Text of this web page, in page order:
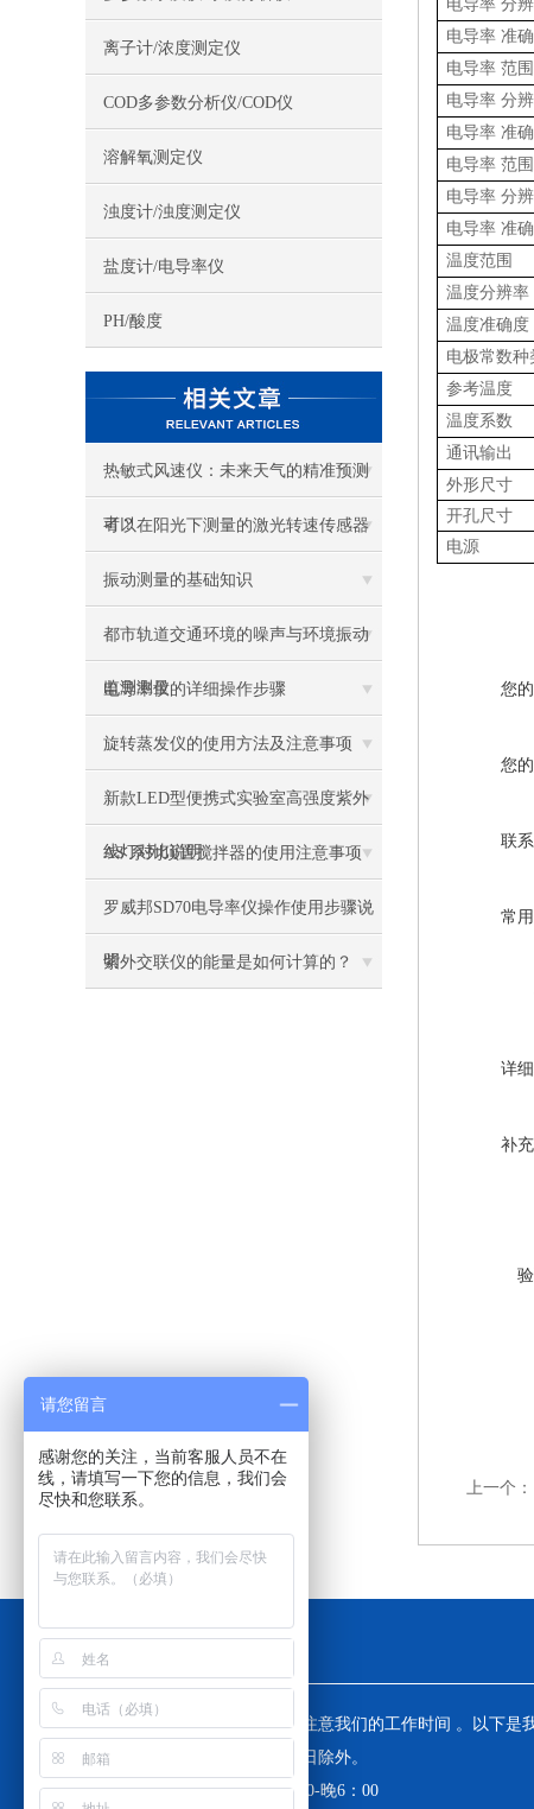
离子计/浓度测定仪
COD多参数分析仪/COD仪
溶解氧测定仪
浊度计/浊度测定仪
盐度计/电导率仪
PH/酸度
热敏式风速仪：未来天气的精准预测
者？
可以在阳光下测量的激光转速传感器
振动测量的基础知识
都市轨道交通环境的噪声与环境振动
监测测量
电导率仪的详细操作步骤
旋转蒸发仪的使用方法及注意事项
新款LED型便携式实验室高强度紫外
线灯对比说明
AS 系列顶置搅拌器的使用注意事项
罗威邦SD70电导率仪操作使用步骤说
明
紫外交联仪的能量是如何计算的？
电导率 分
电导率 准确
电导率 范围
电导率 分
电导率 准确
电导率 范围
电导率 分
电导率 准确
温度范围
温度分辨率
温度准确度
电极常数种
参考温度
温度系数
通讯输出
外形尺寸
开孔尺寸
电源
您
您
联
常
详
补
上一个：
工作时间
为了避免不必要的等待，敬请注意我们的工作时间 。以下是
工作时间，中国大陆法定节假日除外。
工作时间：周一至周五 早8：30-晚6：00
请您留言
感谢您的关注，当前客服人员不在
线，请填写一下您的信息，我们会
尽快和您联系。